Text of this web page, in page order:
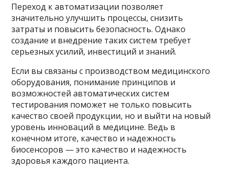
Переход к автоматизации позволяет
значительно улучшить процессы, снизить
затраты и повысить безопасность. Однако
создание и внедрение таких систем требует
серьезных усилий, инвестиций и знаний.
Если вы связаны с производством медицинского
оборудования, понимание принципов и
возможностей автоматических систем
тестирования поможет не только повысить
качество своей продукции, но и выйти на новый
уровень инноваций в медицине. Ведь в
конечном итоге, качество и надежность
биосенсоров — это качество и надежность
здоровья каждого пациента.